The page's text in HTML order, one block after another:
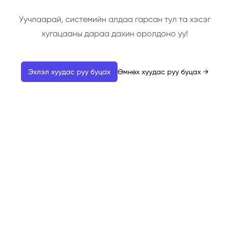
Уучлаарай, системийн алдаа гарсан тул та хэсэг
хугацааны дараа дахин оролдоно уу!
Эхлэл хуудас руу буцах Өмнөх хуудас руу буцах →